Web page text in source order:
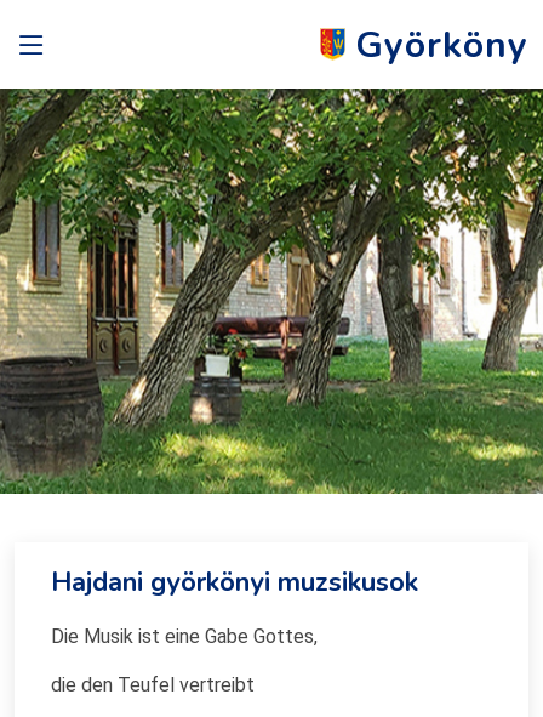
Györköny
Hajdani györkönyi muzsikusok
Die Musik ist eine Gabe Gottes,
die den Teufel vertreibt